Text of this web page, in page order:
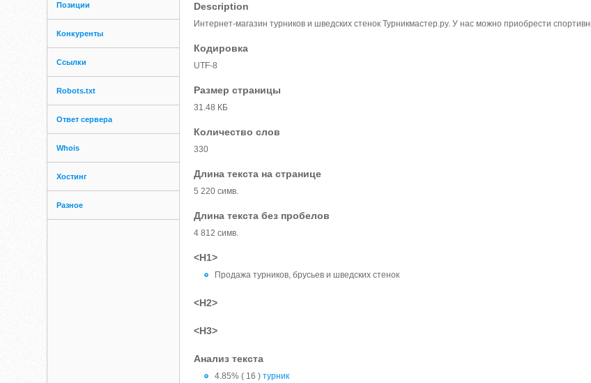
Позиции
Конкуренты
Ссылки
Robots.txt
Ответ сервера
Whois
Хостинг
Разное
Description
Интернет-магазин турников и шведских стенок Турникмастер.ру. У нас можно приобрести
Кодировка
UTF-8
Размер страницы
31.48 КБ
Количество слов
330
Длина текста на странице
5 220 симв.
Длина текста без пробелов
4 812 симв.
<H1>
Продажа турников, брусьев и шведских стенок
<H2>
<H3>
Анализ текста
4.85% ( 16 )турник